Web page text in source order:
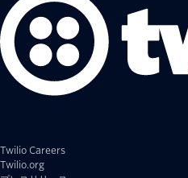
Twilio Careers
Twilio.org